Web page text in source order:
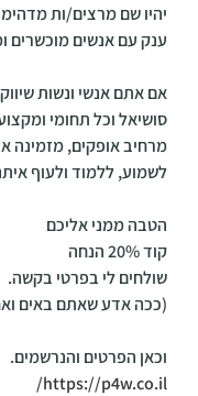
יהיו שם מרצים/ות
ענק עם אנשים מוכשרים
אם אתם אנשי ונשות
סושיאל וכל תחומי
מרחיב אופקים, מזמינה
לשמוע, ללמוד ולעוף
הטבה ממני אליכם
קוד 20% הנחה
שולחים לי בפרטי בקשה.
(ככה אדע שאתם באים
וכאן הפרטים והנרשמים.
https://p4w.co.il/